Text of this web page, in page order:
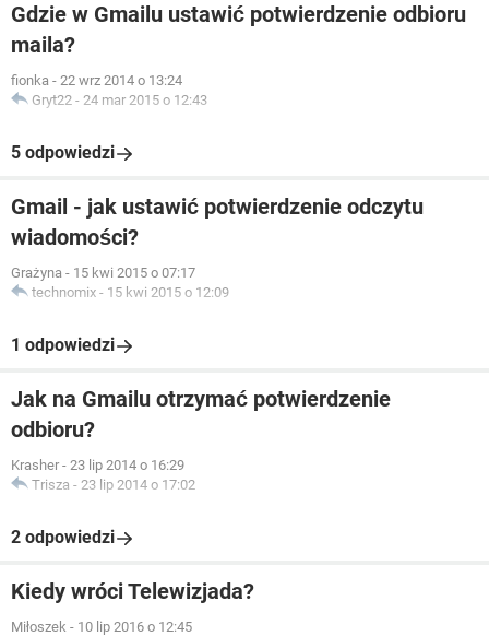
Gdzie w Gmailu ustawić potwierdzenie odbioru
maila?
fionka - 22 wrz 2014 o 13:24
Gryt22 - 24 mar 2015 o 12:43
5 odpowiedzi
Gmail - jak ustawić potwierdzenie odczytu
wiadomości?
Grażyna - 15 kwi 2015 o 07:17
technomix - 15 kwi 2015 o 12:09
1 odpowiedzi
Jak na Gmailu otrzymać potwierdzenie
odbioru?
Krasher - 23 lip 2014 o 16:29
Trisza - 23 lip 2014 o 17:02
2 odpowiedzi
Kiedy wróci Telewizjada?
Miłoszek - 10 lip 2016 o 12:45